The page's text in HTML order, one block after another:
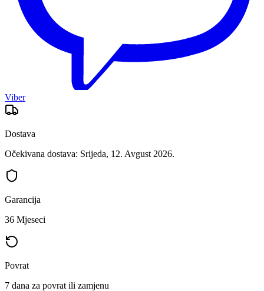
Viber
Dostava
Očekivana dostava: Srijeda, 12. Avgust 2026.
Garancija
36 Mjeseci
Povrat
7 dana za povrat ili zamjenu